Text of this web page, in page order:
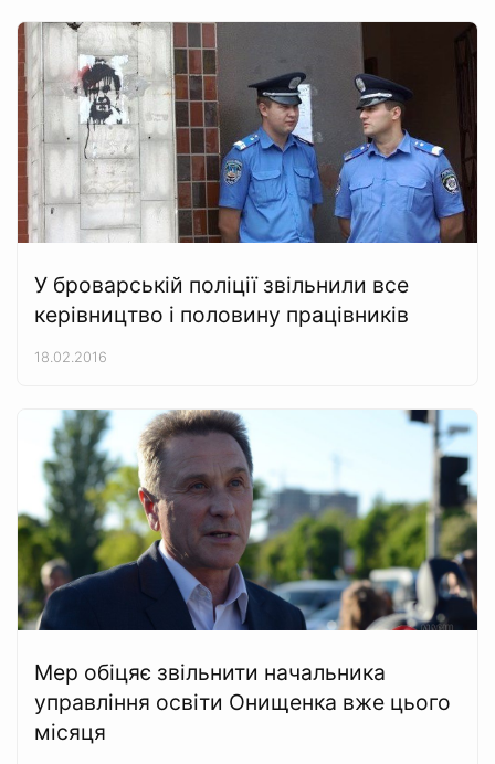
У броварській поліції звільнили все
керівництво і половину працівників
18.02.2016
Мер обіцяє звільнити начальника
управління освіти Онищенка вже цього
місяця